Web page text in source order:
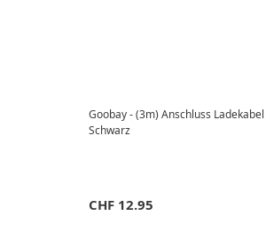
Goobay - (3m) Anschluss
Schwarz
CHF 12.95